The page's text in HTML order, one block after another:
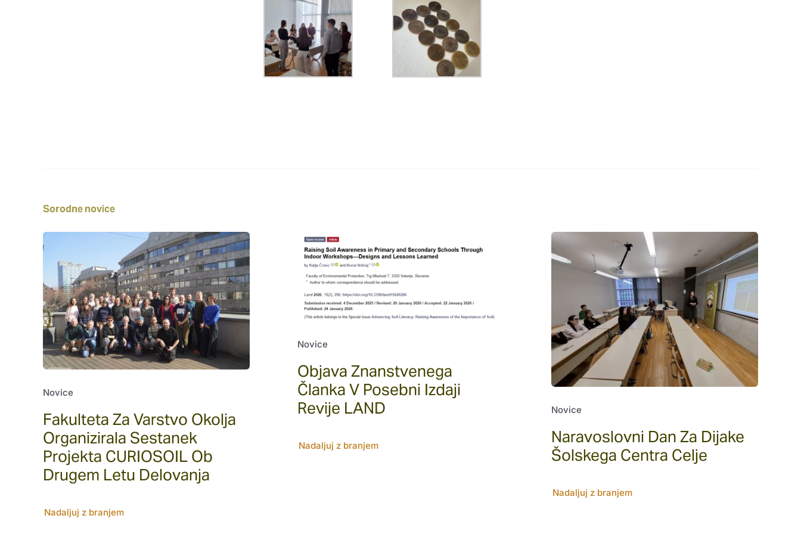
Sorodne novice
Novice
Fakulteta Za Varstvo Okolja
Organizirala Sestanek
Projekta CURIOSOIL Ob
Drugem Letu Delovanja
Nadaljuj z branjem
Novice
Objava Znanstvenega
Članka V Posebni Izdaji
Revije LAND
Nadaljuj z branjem
Novice
Naravoslovni Dan Za Dijake
Šolskega Centra Celje
Nadaljuj z branjem